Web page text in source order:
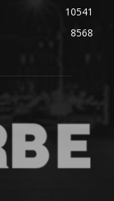
10541
8568